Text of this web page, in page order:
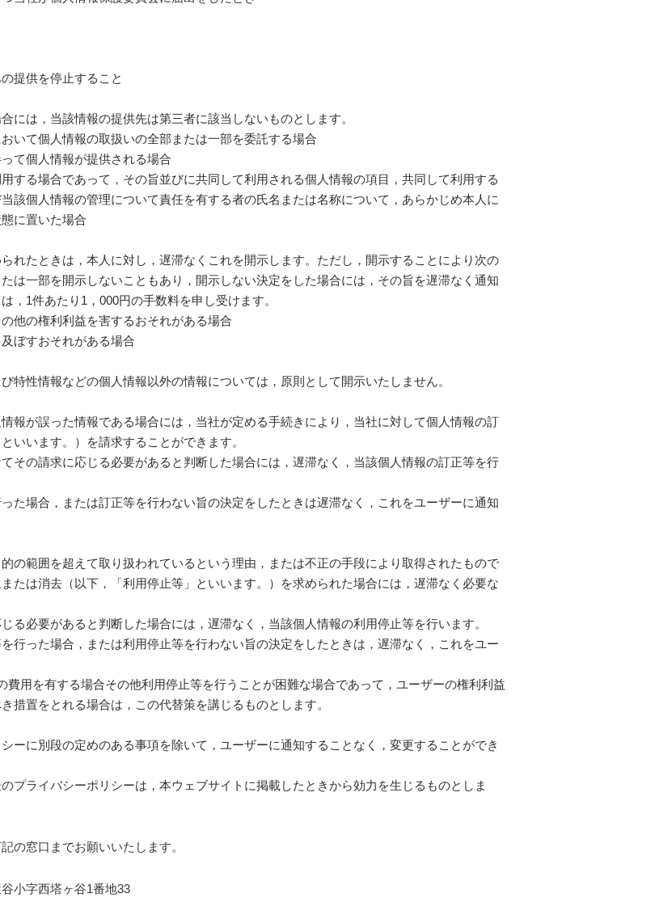
提供を停止すること
には，当該情報の提供先は第三者に該当しないものとします。
いて個人情報の取扱いの全部または一部を委託する場合
て個人情報が提供される場合
する場合であって，その旨並びに共同して利用される個人情報の項目，共同して利用する
該個人情報の管理について責任を有する者の氏名または名称について，あらかじめ本人に
に置いた場合
れたときは，本人に対し，遅滞なくこれを開示します。ただし，開示することにより次の
は一部を開示しないこともあり，開示しない決定をした場合には，その旨を遅滞なく通知
，1件あたり1，000円の手数料を申し受けます。
他の権利利益を害するおそれがある場合
ぼすおそれがある場合
特性情報などの個人情報以外の情報については，原則として開示いたしません。
報が誤った情報である場合には，当社が定める手続きにより，当社に対して個人情報の訂
いいます。）を請求することができます。
その請求に応じる必要があると判断した場合には，遅滞なく，当該個人情報の訂正等を行
た場合，または訂正等を行わない旨の決定をしたときは遅滞なく，これをユーザーに通知
の範囲を超えて取り扱われているという理由，または不正の手段により取得されたもので
たは消去（以下，「利用停止等」といいます。）を求められた場合には，遅滞なく必要な
る必要があると判断した場合には，遅滞なく，当該個人情報の利用停止等を行います。
行った場合，または利用停止等を行わない旨の決定をしたときは，遅滞なく，これをユー
費用を有する場合その他利用停止等を行うことが困難な場合であって，ユーザーの権利利益
措置をとれる場合は，この代替策を講じるものとします。
ーに別段の定めのある事項を除いて，ユーザーに通知することなく，変更することができ
プライバシーポリシーは，本ウェブサイトに掲載したときから効力を生じるものとしま
の窓口までお願いいたします。
小字西塔ヶ谷1番地33